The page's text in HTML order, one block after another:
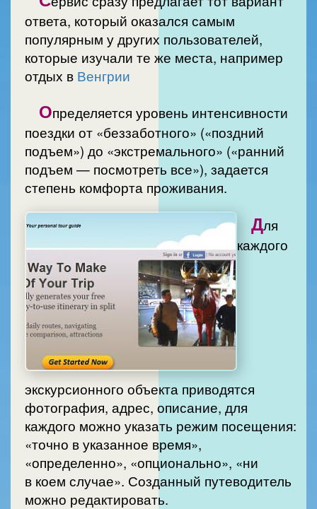
ответа, который оказался самым
популярным у других пользователей,
которые изучали те же места, например
отдых в Венгрии
Определяется уровень интенсивности
поездки от «беззаботного» («поздний
подъем») до «экстремального» («ранний
подъем — посмотреть все»), задается
степень комфорта проживания.
Для
каждого
экскурсионного объекта приводятся
фотография, адрес, описание, для
каждого можно указать режим посещения:
«точно в указанное время»,
«определенно», «опционально», «ни
в коем случае». Созданный путеводитель
можно редактировать.